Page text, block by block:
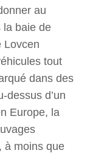
au
la baie de
Lovcen
tout
dans des
dessus d’un
Europe, la
à moins que